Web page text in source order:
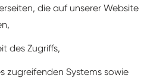
die auf unserer Website
des Zugriffs,
zugreifenden Systems sowie